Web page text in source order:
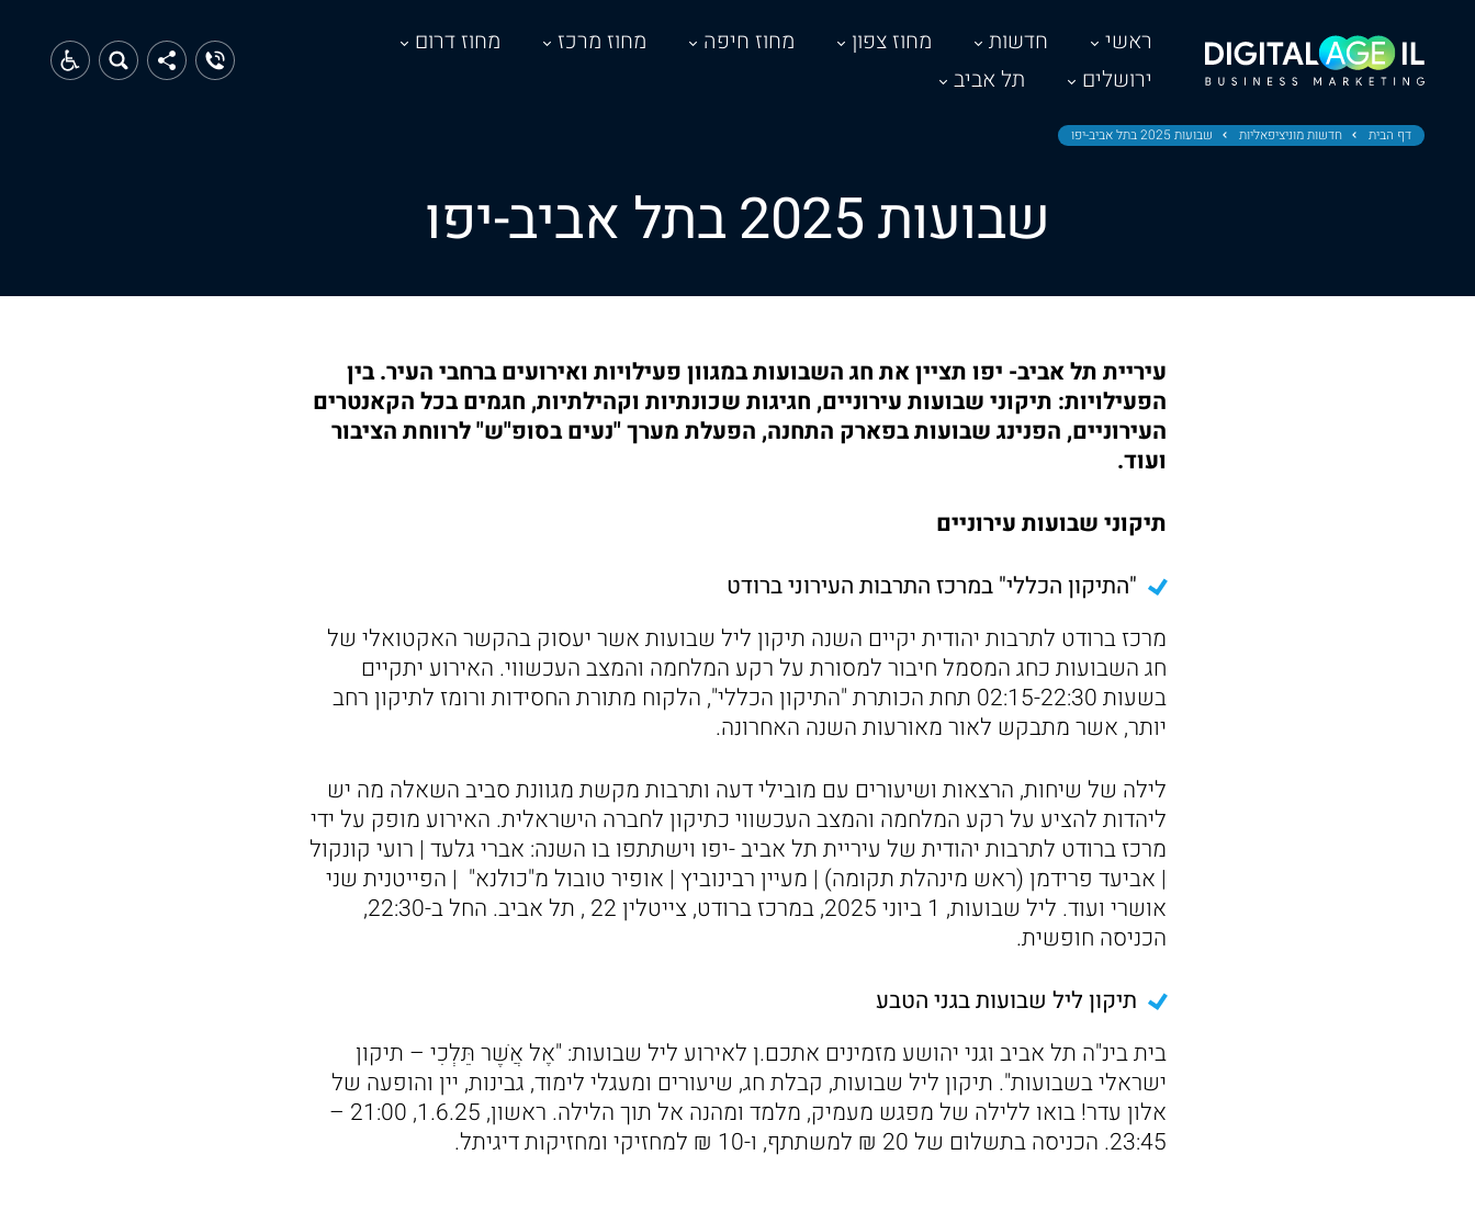
ראשי חדשות מחוז צפון מחוז חיפה מחוז מרכז
מחוז דרום
ירושלים
תל אביב
דף הבית חדשות מוניציפאליות שבועות 2025 בתל אביב-יפו
שבועות 2025 בתל אביב-יפו
עיריית תל אביב- יפו תציין את חג השבועות במגוון פעילויות ואירועים ברחבי העיר. בין
הפעילויות: תיקוני שבועות עירוניים, חגיגות שכונתיות וקהילתיות, חגמים בכל הקאנטרים
העירוניים, הפנינג שבועות בפארק התחנה, הפעלת מערך "נעים בסופ"ש" לרווחת הציבור
ועוד.
תיקוני שבועות עירוניים
"התיקון הכללי" במרכז התרבות העירוני ברודט
מרכז ברודט לתרבות יהודית יקיים השנה תיקון ליל שבועות אשר יעסוק בהקשר האקטואלי של
חג השבועות כחג המסמל חיבור למסורת על רקע המלחמה והמצב העכשווי. האירוע יתקיים
בשעות 02:15-22:30 תחת הכותרת "התיקון הכללי", הלקוח מתורת החסידות ורומז לתיקון רחב
יותר, אשר מתבקש לאור מאורעות השנה האחרונה.
לילה של שיחות, הרצאות ושיעורים עם מובילי דעה ותרבות מקשת מגוונת סביב השאלה מה יש
ליהדות להציע על רקע המלחמה והמצב העכשווי כתיקון לחברה הישראלית. האירוע מופק על ידי
מרכז ברודט לתרבות יהודית של עיריית תל אביב -יפו וישתתפו בו השנה: אברי גלעד | רועי קונקול
| אביעד פרידמן (ראש מינהלת תקומה) | מעיין רבינוביץ | אופיר טובול מ"כולנא" | הפייטנית שני
אושרי ועוד. ליל שבועות, 1 ביוני 2025, במרכז ברודט, צייטלין 22 , תל אביב. החל ב-22:30,
הכניסה חופשית.
תיקון ליל שבועות בגני הטבע
בית בינ"ה תל אביב וגני יהושע מזמינים אתכם.ן לאירוע ליל שבועות: "אֶל אֲשֶׁר תֵּלְכִי – תיקון
ישראלי בשבועות". תיקון ליל שבועות, קבלת חג, שיעורים ומעגלי לימוד, גבינות, יין והופעה של
אלון עדר! בואו ללילה של מפגש מעמיק, מלמד ומהנה אל תוך הלילה. ראשון, 1.6.25, 21:00 –
23:45. הכניסה בתשלום של 20 ₪ למשתתף, ו-10 ₪ למחזיקי ומחזיקות דיגיתל.